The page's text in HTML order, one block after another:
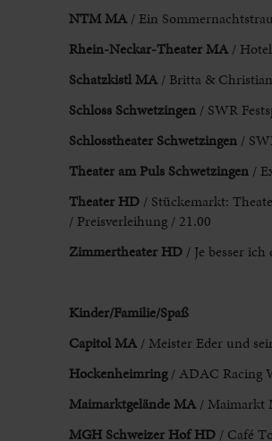
NTM MA / Ein
Rhein-Neckar-Theater MA/
Schatzkistl MA/ Britta & Christian
Schloss Schwetzingen/ SWR
Schlosstheater Schwetzingen/
Theater am Puls Schwetzingen /
Theater HD/ Stückemarkt:
/ Preisverleihung / 21.00
Zimmertheater HD / Je besser
Kinder/Familie/Spaß
Capitol MA / Meister Eder und
Hockenheimring/ ADAC Racing
Maimarktgelände MA / Maimarkt
MGH Schweizer Hof HD/ Café